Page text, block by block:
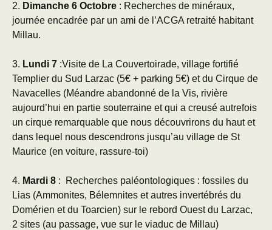
2. Dimanche 6 Octobre : Recherches de minéraux,
journée encadrée par un ami de l’ACGA retraité habitant
Millau.
3. Lundi 7 :Visite de La Couvertoirade, village fortifié
Templier du Sud Larzac (5€ + parking 5€) et du Cirque de
Navacelles (Méandre abandonné de la Vis, rivière
aujourd’hui en partie souterraine et qui a creusé autrefois
un cirque remarquable que nous découvrirons du haut et
dans lequel nous descendrons jusqu’au village de St
Maurice (en voiture, rassure-toi)
4. Mardi 8 : Recherches paléontologiques : fossiles du
Lias (Ammonites, Bélemnites et autres invertébrés du
Domérien et du Toarcien) sur le rebord Ouest du Larzac,
2 sites (au passage, vue sur le viaduc de Millau)